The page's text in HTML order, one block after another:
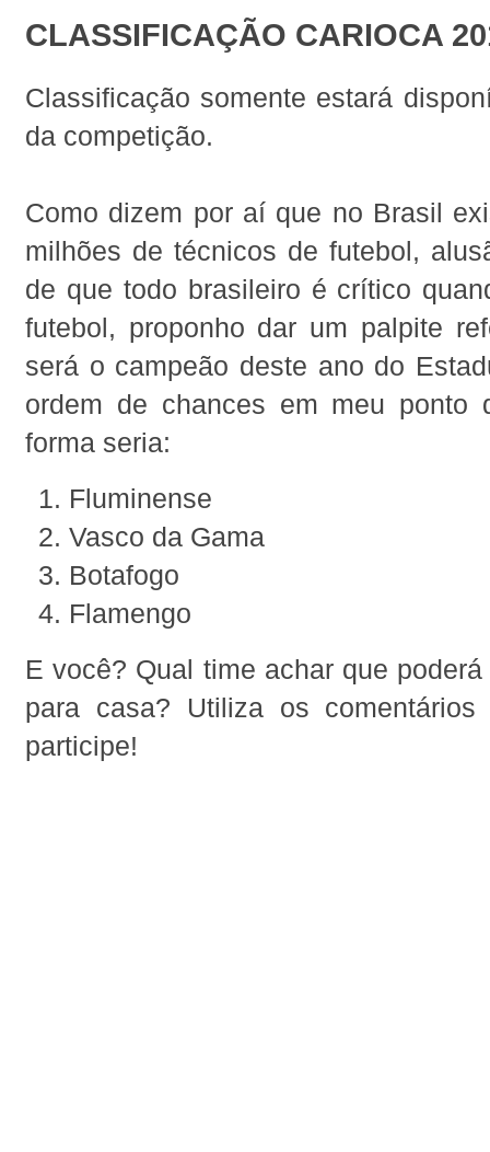
CLASSIFICAÇÃO CARIOCA
Classificação somente estará
da competição.
Como dizem por aí que no Brasil
milhões de técnicos de futebol,
de que todo brasileiro é crítico
futebol, proponho dar um palpite
será o campeão deste ano do
ordem de chances em meu ponto
forma seria:
Fluminense
Vasco da Gama
Botafogo
Flamengo
E você? Qual time achar que
para casa? Utiliza os
participe!